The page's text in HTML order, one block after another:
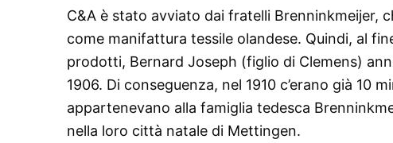
C&A è stato avviato dai fratelli Brenninkmeijer,
come manifattura tessile olandese. Quindi, al
prodotti, Bernard Joseph (figlio di Clemens)
1906. Di conseguenza, nel 1910 c’erano già 10
appartenevano alla famiglia tedesca
nella loro città natale di Mettingen.